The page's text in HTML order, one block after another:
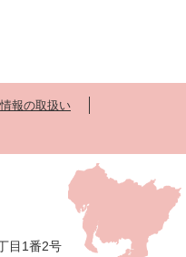
報の取扱い
目1番2号